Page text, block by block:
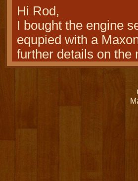
Hi Rod,
I bought the engine
equpied with a
further details on the